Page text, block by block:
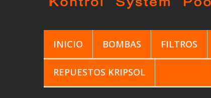
INICIO BOMBAS FILTROS
REPUESTOS KRIPSOL